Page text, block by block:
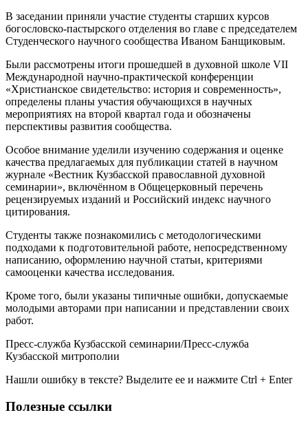
В заседании приняли участие студенты старших курсов
богословско-пастырского отделения во главе с председателем
Студенческого научного сообщества Иваном Банщиковым.
Были рассмотрены итоги прошедшей в духовной школе VII
Международной научно-практической конференции
«Христианское свидетельство: история и современность»,
определены планы участия обучающихся в научных
мероприятиях на второй квартал года и обозначены
перспективы развития сообщества.
Особое внимание уделили изучению содержания и оценке
качества предлагаемых для публикации статей в научном
журнале «Вестник Кузбасской православной духовной
семинарии», включённом в Общецерковный перечень
рецензируемых изданий и Российский индекс научного
цитирования.
Студенты также познакомились с методологическими
подходами к подготовительной работе, непосредственному
написанию, оформлению научной статьи, критериями
самооценки качества исследования.
Кроме того, были указаны типичные ошибки, допускаемые
молодыми авторами при написании и представлении своих
работ.
Пресс-служба Кузбасской семинарии/Пресс-служба
Кузбасской митрополии
Нашли ошибку в тексте? Выделите ее и нажмите Ctrl + Enter
Полезные ссылки